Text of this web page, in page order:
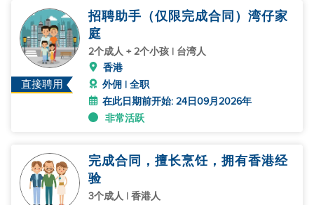
直接聘用
招聘助手（仅限完成合同）湾仔家
庭
2个成人 + 2个小孩 | 台湾人
香港
外佣 | 全职
在此日期前开始: 24日09月2026年
非常活跃
完成合同，擅长烹饪，拥有香港经
验
3个成人 | 香港人